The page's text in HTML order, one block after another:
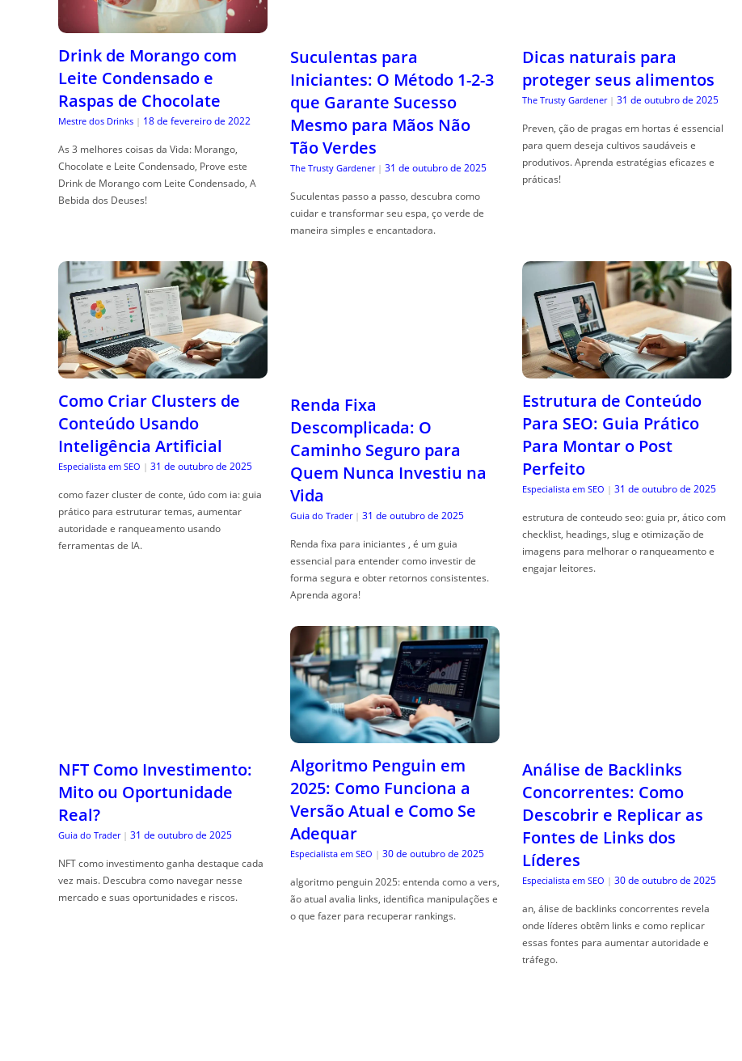
Drink de Morango com
Leite Condensado e
Raspas de Chocolate
Mestre dos Drinks | 18 de fevereiro de 2022
As 3 melhores coisas da Vida: Morango,
Chocolate e Leite Condensado, Prove este
Drink de Morango com Leite Condensado, A
Bebida dos Deuses!
Suculentas para
Iniciantes: O Método 1-2-3
que Garante Sucesso
Mesmo para Mãos Não
Tão Verdes
The Trusty Gardener | 31 de outubro de 2025
Suculentas passo a passo, descubra como
cuidar e transformar seu espa, ço verde de
maneira simples e encantadora.
Dicas naturais para
proteger seus alimentos
The Trusty Gardener | 31 de outubro de 2025
Preven, ção de pragas em hortas é essencial
para quem deseja cultivos saudáveis e
produtivos. Aprenda estratégias eficazes e
práticas!
Como Criar Clusters de
Conteúdo Usando
Inteligência Artificial
Especialista em SEO | 31 de outubro de 2025
como fazer cluster de conte, údo com ia: guia
prático para estruturar temas, aumentar
autoridade e ranqueamento usando
ferramentas de IA.
Renda Fixa
Descomplicada: O
Caminho Seguro para
Quem Nunca Investiu na
Vida
Guia do Trader | 31 de outubro de 2025
Renda fixa para iniciantes , é um guia
essencial para entender como investir de
forma segura e obter retornos consistentes.
Aprenda agora!
Estrutura de Conteúdo
Para SEO: Guia Prático
Para Montar o Post
Perfeito
Especialista em SEO | 31 de outubro de 2025
estrutura de conteudo seo: guia pr, ático com
checklist, headings, slug e otimização de
imagens para melhorar o ranqueamento e
engajar leitores.
NFT Como Investimento:
Mito ou Oportunidade
Real?
Guia do Trader | 31 de outubro de 2025
NFT como investimento ganha destaque cada
vez mais. Descubra como navegar nesse
mercado e suas oportunidades e riscos.
Algoritmo Penguin em
2025: Como Funciona a
Versão Atual e Como Se
Adequar
Especialista em SEO | 30 de outubro de 2025
algoritmo penguin 2025: entenda como a vers,
ão atual avalia links, identifica manipulações e
o que fazer para recuperar rankings.
Análise de Backlinks
Concorrentes: Como
Descobrir e Replicar as
Fontes de Links dos
Líderes
Especialista em SEO | 30 de outubro de 2025
an, álise de backlinks concorrentes revela
onde líderes obtêm links e como replicar
essas fontes para aumentar autoridade e
tráfego.